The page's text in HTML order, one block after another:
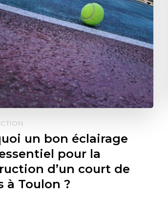
un bon éclairage
pour la
d’un court de
à Toulon ?